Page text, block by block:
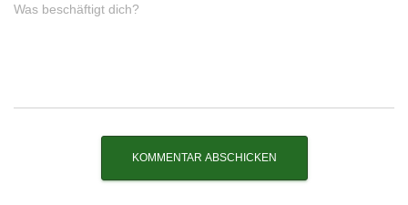
Was beschäftigt dich?